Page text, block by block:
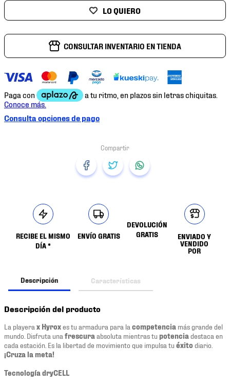
CONSULTAR INVENTARIO EN TIENDA
Consulta opciones de pago
RECIBE EL MISMO
DÍA *
ENVÍO GRATIS
DEVOLUCIÓN
GRATIS
ENVIADO Y
VENDIDO
POR
Descripción Características
Descripción del producto
La playera x Hyroxes tu armadura para la competencia más grande del
mundo. Disfruta una frescura absoluta mientras tu potencia destaca en
cada estación. Es la libertad de movimiento que impulsa tu éxito diario.
¡Cruza la meta!
Tecnología dryCELL